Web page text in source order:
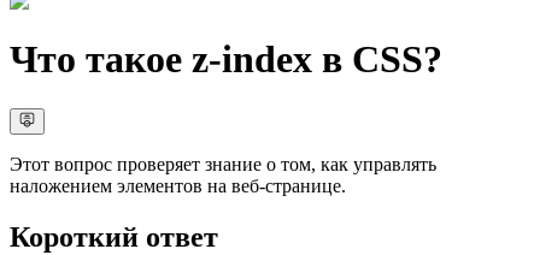
Что такое z-index в CSS?
Этот вопрос проверяет знание о том, как управлять
наложением элементов на веб-странице.
Короткий ответ